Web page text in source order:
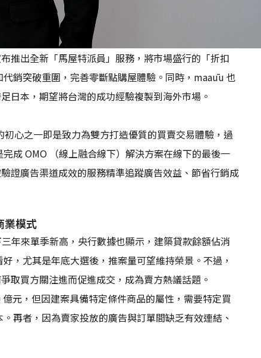
推出全新「馬屋特派員」服務，將市場盛行的「折扣
銷突破重圍，完善零斷點購屋體驗。同時，maaūu 也
日本，期望將台灣的成功經驗複製到海外市場。
心之一即是致力為雙方打造優質的買賣交易體驗，過
成 OMO （線上融合線下）解決方案在線下的最後一
證廣告渠道成效的服務精準追蹤廣告效益、節省行銷成
業模式
年來單季新高，央行數據也顯示，建築貸款餘額佔消
，尤其是年底大選後，推案量可望維持榮景。不過，
取買方關注進而促進成交，成為賣方熱議話題。
元，但因建案具備特定條件商品的屬性，需要特定買
再者，因為賣家投放的廣告與訂單間缺乏有效連結、